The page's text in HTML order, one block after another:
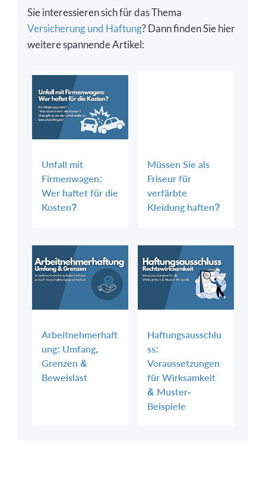
Sie interessieren sich für das Thema
Versicherung und Haftung? Dann finden Sie hier
weitere spannende Artikel:
Unfall mit
Firmenwagen:
Wer haftet für die
Kosten?
Müssen Sie als
Friseur für
verfärbte
Kleidung haften?
Arbeitnehmerhaft
ung: Umfang,
Grenzen &
Beweislast
Haftungsausschlu
ss:
Voraussetzungen
für Wirksamkeit
& Muster-
Beispiele